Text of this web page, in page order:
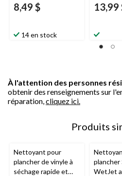
8,49 $
14 en stock
13,99
À l'attention des personnes
obtenir des renseignements sur
réparation, cliquez ici.
Produits
Nettoyant pour
plancher de vinyle à
séchage rapide et
plancher
WetJet